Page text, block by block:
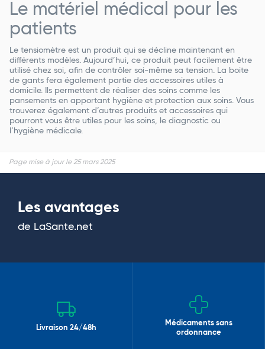
Le matériel médical pour les
patients
Le tensiomètre est un produit qui se décline maintenant en
différents modèles. Aujourd’hui, ce produit peut facilement être
utilisé chez soi, afin de contrôler soi-même sa tension. La boite
de gants fera également partie des accessoires utiles à
domicile. Ils permettent de réaliser des soins comme les
pansements en apportant hygiène et protection aux soins. Vous
trouverez également d’autres produits et accessoires qui
pourront vous être utiles pour les soins, le diagnostic ou
l’hygiène médicale.
Page mise à jour le 25 mars 2025
Les avantages
de LaSante.net
Livraison 24/48h
Médicaments sans
ordonnance